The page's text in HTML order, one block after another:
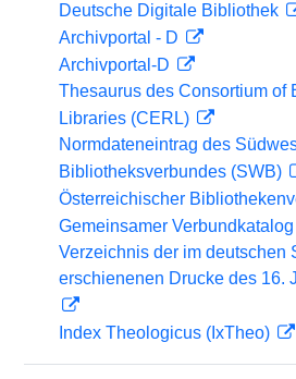
Deutsche Digitale Bibliothek
Archivportal - D
Archivportal-D
Thesaurus des Consortium of
Libraries (CERL)
Normdateneintrag des
Bibliotheksverbundes (SWB)
Österreichischer
Gemeinsamer
Verzeichnis der im deutschen
erschienenen Drucke des 16.
Index Theologicus (IxTheo)